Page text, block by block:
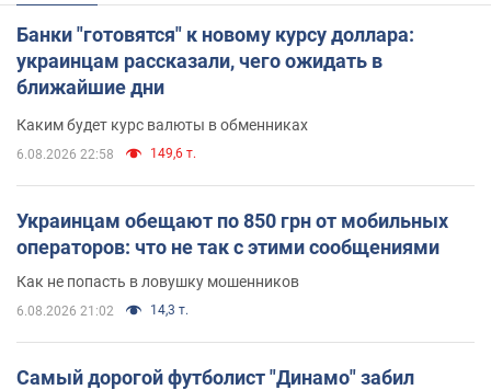
Банки "готовятся" к новому курсу доллара:
украинцам рассказали, чего ожидать в
ближайшие дни
Каким будет курс валюты в обменниках
6.08.2026 22:58 149,6 т.
Украинцам обещают по 850 грн от мобильных
операторов: что не так с этими сообщениями
Как не попасть в ловушку мошенников
6.08.2026 21:02 14,3 т.
Самый дорогой футболист "Динамо" забил